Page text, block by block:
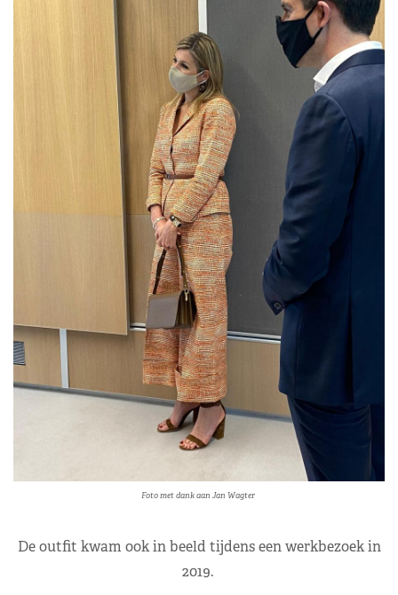
Foto met dank aan Jan Wagter
De outfit kwam ook in beeld tijdens een werkbezoek in
2019.